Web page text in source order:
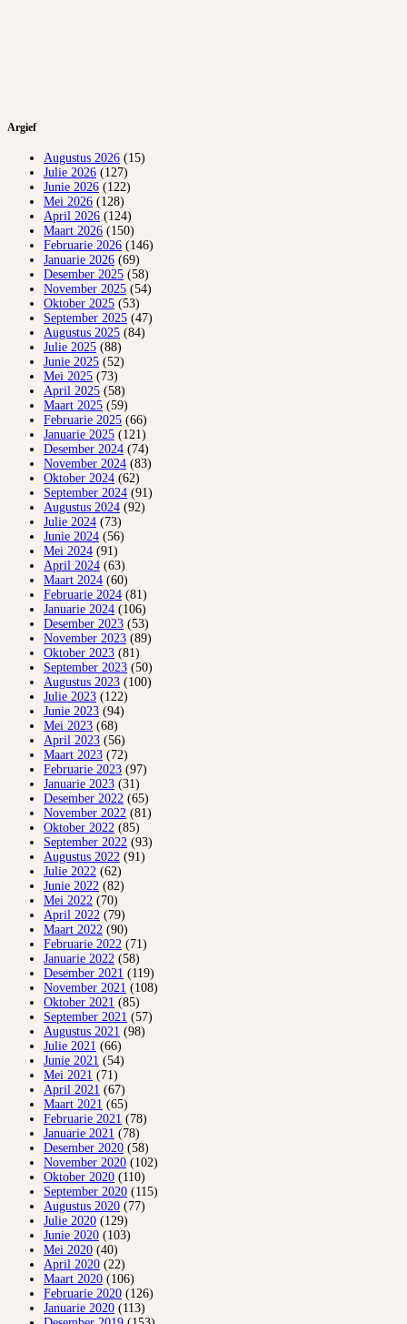
Argief
Augustus 2026 (15)
Julie 2026 (127)
Junie 2026 (122)
Mei 2026 (128)
April 2026 (124)
Maart 2026 (150)
Februarie 2026 (146)
Januarie 2026 (69)
Desember 2025 (58)
November 2025 (54)
Oktober 2025 (53)
September 2025 (47)
Augustus 2025 (84)
Julie 2025 (88)
Junie 2025 (52)
Mei 2025 (73)
April 2025 (58)
Maart 2025 (59)
Februarie 2025 (66)
Januarie 2025 (121)
Desember 2024 (74)
November 2024 (83)
Oktober 2024 (62)
September 2024 (91)
Augustus 2024 (92)
Julie 2024 (73)
Junie 2024 (56)
Mei 2024 (91)
April 2024 (63)
Maart 2024 (60)
Februarie 2024 (81)
Januarie 2024 (106)
Desember 2023 (53)
November 2023 (89)
Oktober 2023 (81)
September 2023 (50)
Augustus 2023 (100)
Julie 2023 (122)
Junie 2023 (94)
Mei 2023 (68)
April 2023 (56)
Maart 2023 (72)
Februarie 2023 (97)
Januarie 2023 (31)
Desember 2022 (65)
November 2022 (81)
Oktober 2022 (85)
September 2022 (93)
Augustus 2022 (91)
Julie 2022 (62)
Junie 2022 (82)
Mei 2022 (70)
April 2022 (79)
Maart 2022 (90)
Februarie 2022 (71)
Januarie 2022 (58)
Desember 2021 (119)
November 2021 (108)
Oktober 2021 (85)
September 2021 (57)
Augustus 2021 (98)
Julie 2021 (66)
Junie 2021 (54)
Mei 2021 (71)
April 2021 (67)
Maart 2021 (65)
Februarie 2021 (78)
Januarie 2021 (78)
Desember 2020 (58)
November 2020 (102)
Oktober 2020 (110)
September 2020 (115)
Augustus 2020 (77)
Julie 2020 (129)
Junie 2020 (103)
Mei 2020 (40)
April 2020 (22)
Maart 2020 (106)
Februarie 2020 (126)
Januarie 2020 (113)